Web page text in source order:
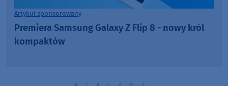
Artykuł sponsorowany
Premiera Samsung Galaxy Z Flip 8 - nowy król
kompaktów